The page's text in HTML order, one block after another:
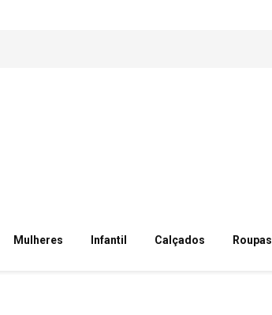
Mulheres Infantil Calçados Roupas